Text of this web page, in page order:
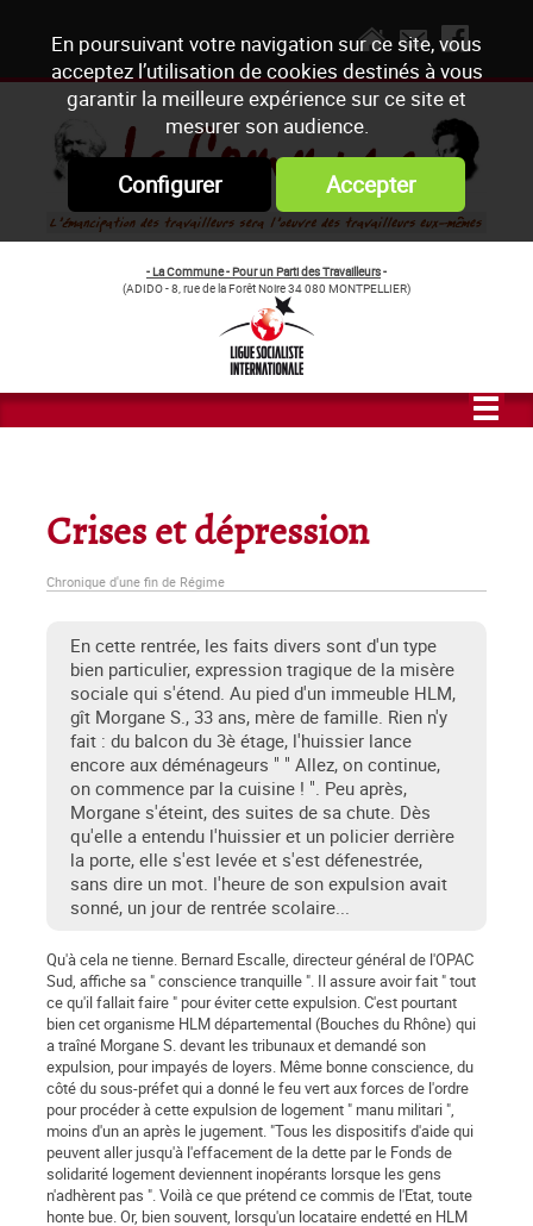
En poursuivant votre navigation sur ce site, vous
acceptez l’utilisation de cookies destinés à vous
garantir la meilleure expérience sur ce site et
mesurer son audience.
Configurer Accepter
- La Commune - Pour un Parti des Travailleurs-
(ADIDO - 8, rue de la Forêt Noire 34 080 MONTPELLIER)
Crises et dépression
Chronique d'une fin de Régime
En cette rentrée, les faits divers sont d'un type
bien particulier, expression tragique de la misère
sociale qui s'étend. Au pied d'un immeuble HLM,
gît Morgane S., 33 ans, mère de famille. Rien n'y
fait : du balcon du 3è étage, l'huissier lance
encore aux déménageurs " " Allez, on continue,
on commence par la cuisine ! ". Peu après,
Morgane s'éteint, des suites de sa chute. Dès
qu'elle a entendu l'huissier et un policier derrière
la porte, elle s'est levée et s'est défenestrée,
sans dire un mot. l'heure de son expulsion avait
sonné, un jour de rentrée scolaire...
Qu'à cela ne tienne. Bernard Escalle, directeur général de l'OPAC
Sud, affiche sa " conscience tranquille ". Il assure avoir fait " tout
ce qu'il fallait faire " pour éviter cette expulsion. C'est pourtant
bien cet organisme HLM départemental (Bouches du Rhône) qui
a traîné Morgane S. devant les tribunaux et demandé son
expulsion, pour impayés de loyers. Même bonne conscience, du
côté du sous-préfet qui a donné le feu vert aux forces de l'ordre
pour procéder à cette expulsion de logement " manu militari ",
moins d'un an après le jugement. "Tous les dispositifs d'aide qui
peuvent aller jusqu'à l'effacement de la dette par le Fonds de
solidarité logement deviennent inopérants lorsque les gens
n'adhèrent pas ". Voilà ce que prétend ce commis de l'Etat, toute
honte bue. Or, bien souvent, lorsqu'un locataire endetté en HLM